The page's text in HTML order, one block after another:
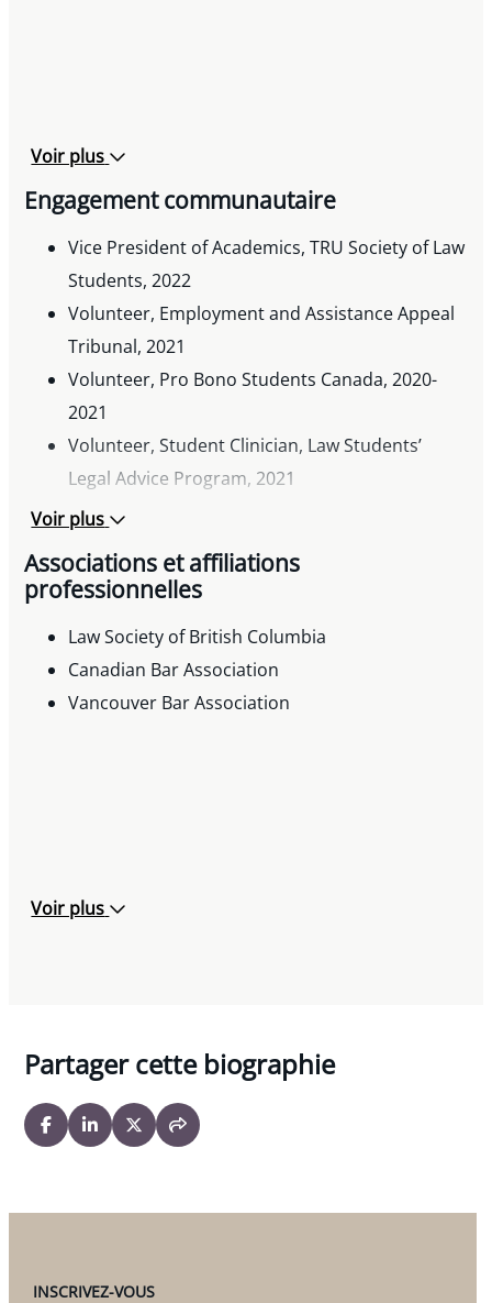
Voir plus
Engagement communautaire
Vice President of Academics, TRU Society of Law
Students, 2022
Volunteer, Employment and Assistance Appeal
Tribunal, 2021
Volunteer, Pro Bono Students Canada, 2020-
2021
Volunteer, Student Clinician, Law Students’
Legal Advice Program, 2021
Voir plus
Associations et affiliations
professionnelles
Law Society of British Columbia
Canadian Bar Association
Vancouver Bar Association
Voir plus
Partager cette biographie
INSCRIVEZ-VOUS